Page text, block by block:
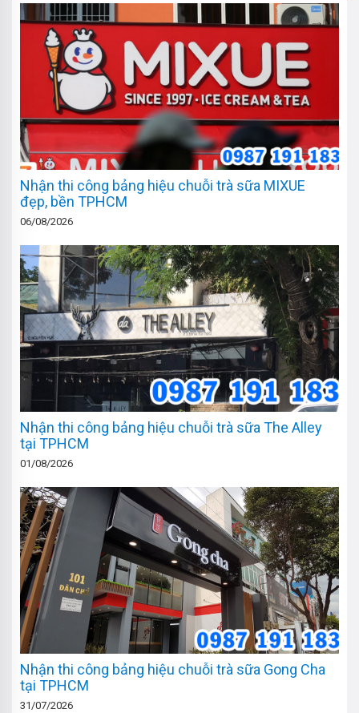
Nhận thi công bảng hiệu chuỗi trà sữa MIXUE
đẹp, bền TPHCM
06/08/2026
Nhận thi công bảng hiệu chuỗi trà sữa The Alley
tại TPHCM
01/08/2026
Nhận thi công bảng hiệu chuỗi trà sữa Gong Cha
tại TPHCM
31/07/2026